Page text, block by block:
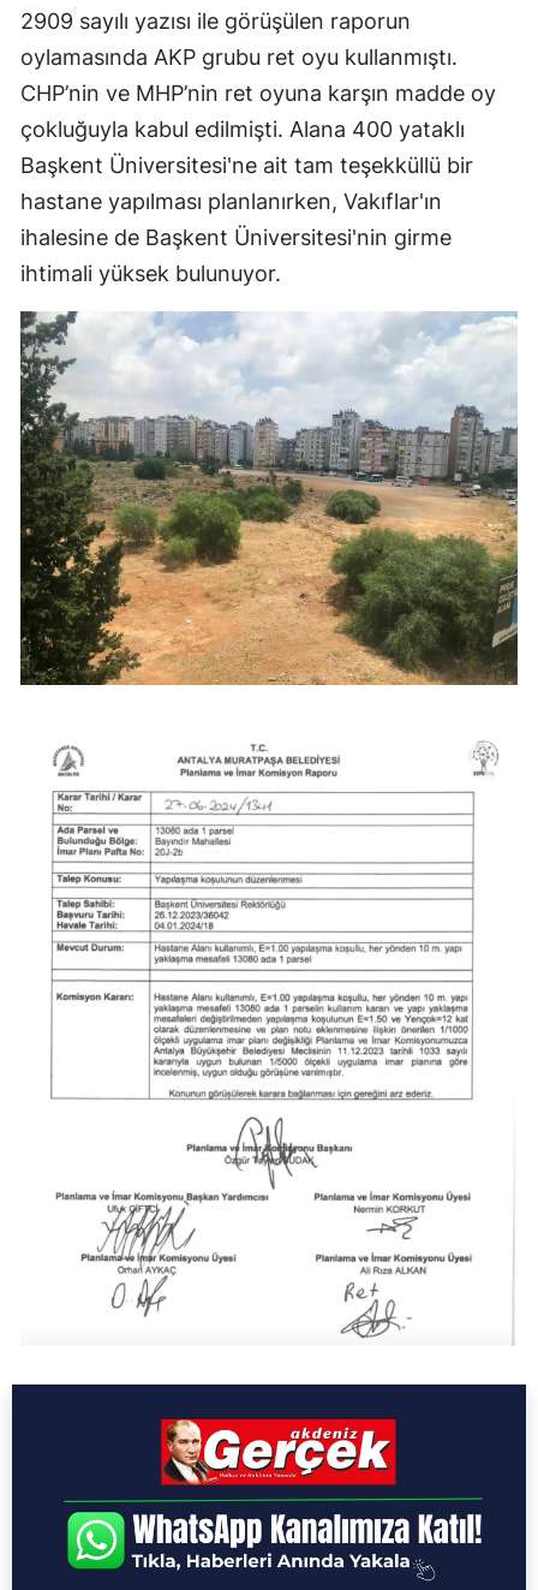
2909 sayılı yazısı ile görüşülen raporun
oylamasında AKP grubu ret oyu kullanmıştı.
CHP’nin ve MHP’nin ret oyuna karşın madde oy
çokluğuyla kabul edilmişti. Alana 400 yataklı
Başkent Üniversitesi'ne ait tam teşekküllü bir
hastane yapılması planlanırken, Vakıflar'ın
ihalesine de Başkent Üniversitesi'nin girme
ihtimali yüksek bulunuyor.